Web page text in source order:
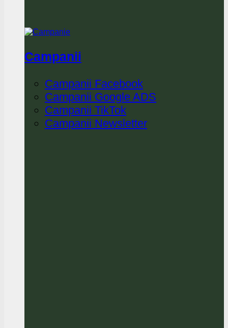
Campanii
Campanii Facebook
Campanii Google ADS
Campanii TikTok
Campanii Newsletter